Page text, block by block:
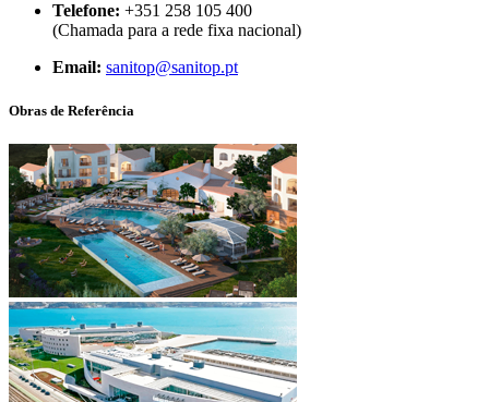
Telefone: +351 258 105 400
(Chamada para a rede fixa nacional)
Email: sanitop@sanitop.pt
Obras de Referência